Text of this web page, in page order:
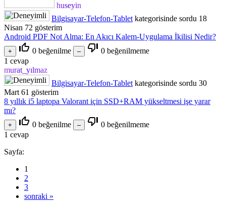
huseyin
Bilgisayar-Telefon-Tablet kategorisinde sordu 18
Nisan 72 gösterim
Android PDF Not Alma: En Akıcı Kalem-Uygulama İkilisi Nedir?
thumb_up_off_alt 0 beğenilme thumb_down_off_alt 0 beğenilmeme
1 cevap
murat_yılmaz
Bilgisayar-Telefon-Tablet kategorisinde sordu 30
Mart 61 gösterim
8 yıllık i5 laptopa Valorant için SSD+RAM yükseltmesi işe yarar
mı?
thumb_up_off_alt 0 beğenilme thumb_down_off_alt 0 beğenilmeme
1 cevap
Sayfa:
1
2
3
sonraki »